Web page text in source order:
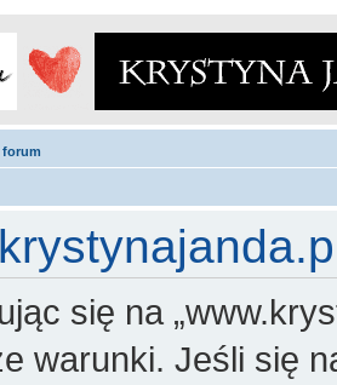
forum
się na
warunki. Jeśli się